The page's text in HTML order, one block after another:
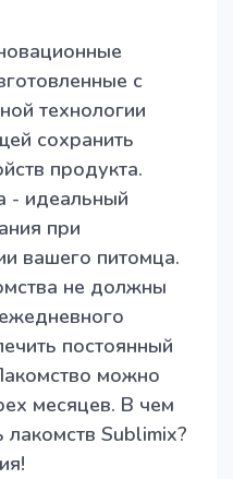
с
технологии
сохранить
продукта.
- идеальный
при
вашего питомца.
не должны
постоянный
можно
месяцев. В чем
Sublimix?